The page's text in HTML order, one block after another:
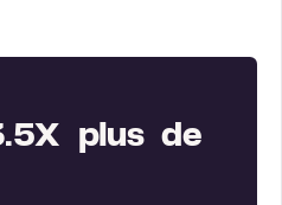
plus de